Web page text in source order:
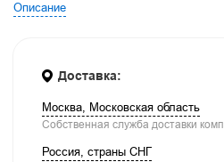
Описание
Доставка:
Москва, Московская область
Собственная служба доставки
Россия, страны СНГ